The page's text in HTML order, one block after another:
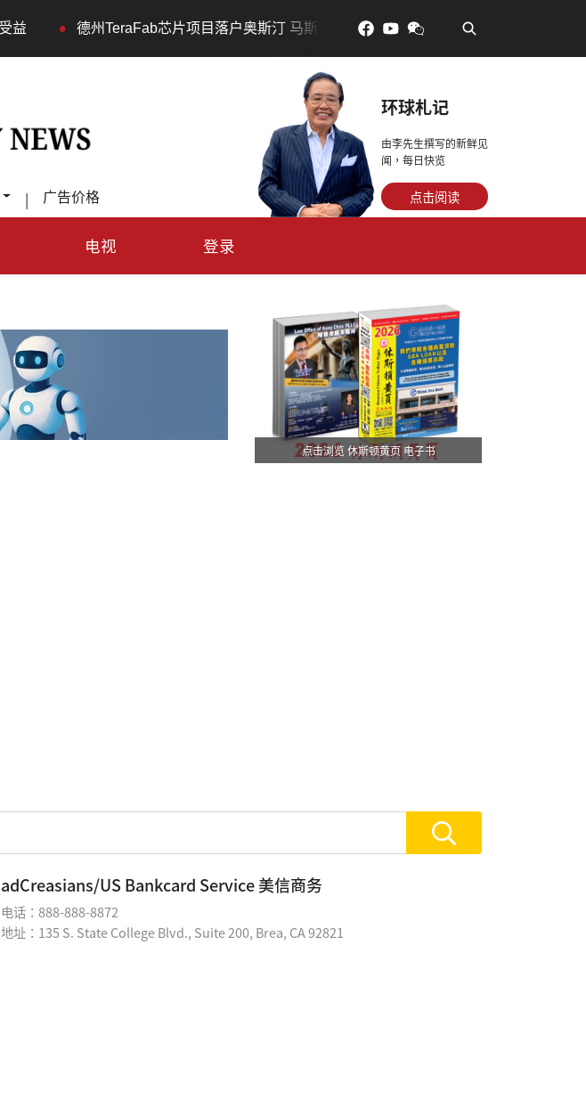
德州TeraFab芯片项目落户奥斯汀 马斯克宣布投资200亿美元建设AI芯片制造基地
| 广告价格
环球札记
由李先生撰写的新鲜见
闻，每日快览
点击阅读
电视 登录
点击浏览 休斯顿黄页 电子书
adCreasians/US Bankcard Service 美信商务
电话：888-888-8872
地址：135 S. State College Blvd., Suite 200, Brea, CA 92821